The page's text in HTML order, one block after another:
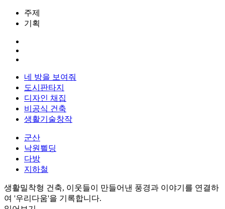
주제
기획
네 방을 보여줘
도시판타지
디자인 채집
비공식 건축
생활기술창작
군산
낙원쁼딩
다방
지하철
생활밀착형 건축, 이웃들이 만들어낸 풍경과 이야기를 연결하
여 '우리다움'을 기록합니다.